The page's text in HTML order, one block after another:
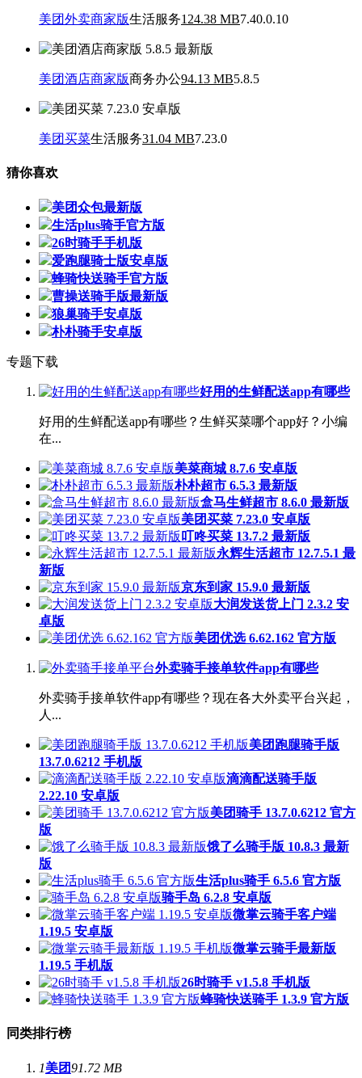
美团外卖商家版生活服务124.38 MB7.40.0.10
美团酒店商家版商务办公94.13 MB5.8.5
美团买菜生活服务31.04 MB7.23.0
猜你喜欢
美团众包最新版
生活plus骑手官方版
26时骑手手机版
爱跑腿骑士版安卓版
蜂骑快送骑手官方版
曹操送骑手版最新版
狼巢骑手安卓版
朴朴骑手安卓版
专题下载
好用的生鲜配送app有哪些
好用的生鲜配送app有哪些？生鲜买菜哪个app好？小编
在...
美菜商城 8.7.6 安卓版
朴朴超市 6.5.3 最新版
盒马生鲜超市 8.6.0 最新版
美团买菜 7.23.0 安卓版
叮咚买菜 13.7.2 最新版
永辉生活超市 12.7.5.1 最
新版
京东到家 15.9.0 最新版
大润发送货上门 2.3.2 安
卓版
美团优选 6.62.162 官方版
外卖骑手接单软件app有哪些
外卖骑手接单软件app有哪些？现在各大外卖平台兴起，
人...
美团跑腿骑手版
13.7.0.6212 手机版
滴滴配送骑手版
2.22.10 安卓版
美团骑手 13.7.0.6212 官方
版
饿了么骑手版 10.8.3 最新
版
生活plus骑手 6.5.6 官方版
骑手岛 6.2.8 安卓版
微掌云骑手客户端
1.19.5 安卓版
微掌云骑手最新版
1.19.5 手机版
26时骑手 v1.5.8 手机版
蜂骑快送骑手 1.3.9 官方版
同类排行榜
1美团91.72 MB